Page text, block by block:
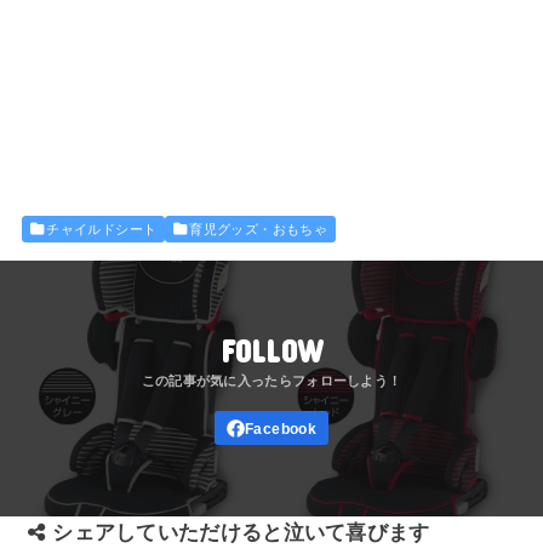
チャイルドシート 育児グッズ・おもちゃ
FOLLOW
シェアしていただけると泣いて喜びます